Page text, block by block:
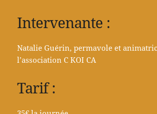
Intervenante :
Natalie Guérin, permavole et
l’association C KOI CA
Tarif :